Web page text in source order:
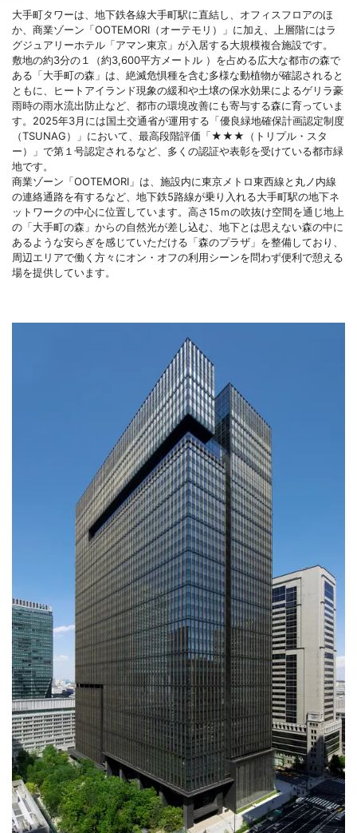
大手町タワーは、地下鉄各線大手町駅に直結し、オフィスフロアのほ
か、商業ゾーン「OOTEMORI（オーテモリ）」に加え、上層階にはラ
グジュアリーホテル「アマン東京」が入居する大規模複合施設です。
敷地の約3分の１（約3,600平方メートル ）を占める広大な都市の森で
ある「大手町の森」は、絶滅危惧種を含む多様な動植物が確認されると
ともに、ヒートアイランド現象の緩和や土壌の保水効果によるゲリラ豪
雨時の雨水流出防止など、都市の環境改善にも寄与する森に育っていま
す。2025年3月には国土交通省が運用する「優良緑地確保計画認定制度
（TSUNAG）」において、最高段階評価「★★★（トリプル・スタ
ー）」で第１号認定されるなど、多くの認証や表彰を受けている都市緑
地です。
商業ゾーン「OOTEMORI」は、施設内に東京メトロ東西線と丸ノ内線
の連絡通路を有するなど、地下鉄5路線が乗り入れる大手町駅の地下ネ
ットワークの中心に位置しています。高さ15ｍの吹抜け空間を通じ地上
の「大手町の森」からの自然光が差し込む、地下とは思えない森の中に
あるような安らぎを感じていただける「森のプラザ」を整備しており、
周辺エリアで働く方々にオン・オフの利用シーンを問わず便利で憩える
場を提供しています。